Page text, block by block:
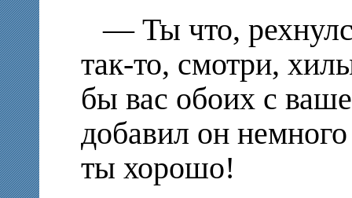
— Ты что,
так-то, смотри,
бы вас обоих с
добавил он
ты хорошо!